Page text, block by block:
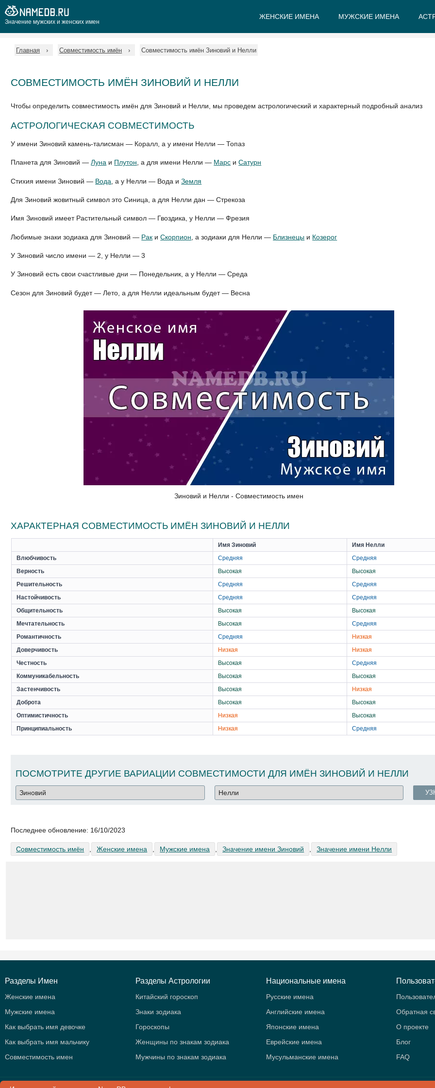
Значение мужских и женских имен
ЖЕНСКИЕ ИМЕНА МУЖСКИЕ ИМЕНА
Главная Совместимость имён Совместимость имён Зиновий и Нелли
СОВМЕСТИМОСТЬ ИМЁН ЗИНОВИЙ И НЕЛЛИ
Чтобы определить совместимость имён для Зиновий и Нелли, мы проведем астрологический и характерный подробный анализ
АСТРОЛОГИЧЕСКАЯ СОВМЕСТИМОСТЬ
У имени Зиновий камень-талисман — Коралл, а у имени Нелли — Топаз
Планета для Зиновий —Луна и Плутон , а для имени Нелли — Марс иСатурн
Стихия имени Зиновий — Вода , а у Нелли — Вода иЗемля
Для Зиновий жовитный символ это Синица, а для Нелли дан — Стрекоза
Имя Зиновий имеет Растительный символ — Гвоздика, у Нелли — Фрезия
Любимые знаки зодиака для Зиновий — Рак иСкорпион , а зодиаки для Нелли — Близнецы и Козерог
У Зиновий число имени — 2, у Нелли — 3
У Зиновий есть свои счастливые дни — Понедельник, а у Нелли — Среда
Сезон для Зиновий будет — Лето, а для Нелли идеальным будет — Весна
Зиновий и Нелли - Совместимость имен
ХАРАКТЕРНАЯ СОВМЕСТИМОСТЬ ИМЁН ЗИНОВИЙ И НЕЛЛИ
Имя Зиновий
Имя Нелли
Влюбчивость
Средняя
Средняя
Верность
Высокая
Высокая
Решительность
Средняя
Средняя
Настойчивость
Средняя
Средняя
Общительность
Высокая
Высокая
Мечтательность
Высокая
Средняя
Романтичность
Средняя
Низкая
Доверчивость
Низкая
Низкая
Честность
Высокая
Средняя
Коммуникабельность
Высокая
Высокая
Застенчивость
Высокая
Низкая
Доброта
Высокая
Высокая
Оптимистичность
Низкая
Высокая
Принципиальность
Низкая Средняя
ПОСМОТРИТЕ ДРУГИЕ ВАРИАЦИИ СОВМЕСТИМОСТИ ДЛЯ ИМЁН ЗИНОВИЙ И НЕЛЛИ
Последнее обновление: 16/10/2023
Совместимость имён Женские имена Мужские имена Значение имени Зиновий Значение имени Нелли
Разделы Имен
Женские имена
Мужские имена
Как выбрать имя девочке
Как выбрать имя мальчику
Совместимость имен
Разделы Астрологии
Китайский гороскоп
Знаки зодиака
Гороскопы
Женщины по знакам зодиака
Мужчины по знакам зодиака
Национальные имена
Русские имена
Английские имена
Японские имена
Еврейские имена
Мусульманские имена
Обратная
О проекте
Блог
FAQ